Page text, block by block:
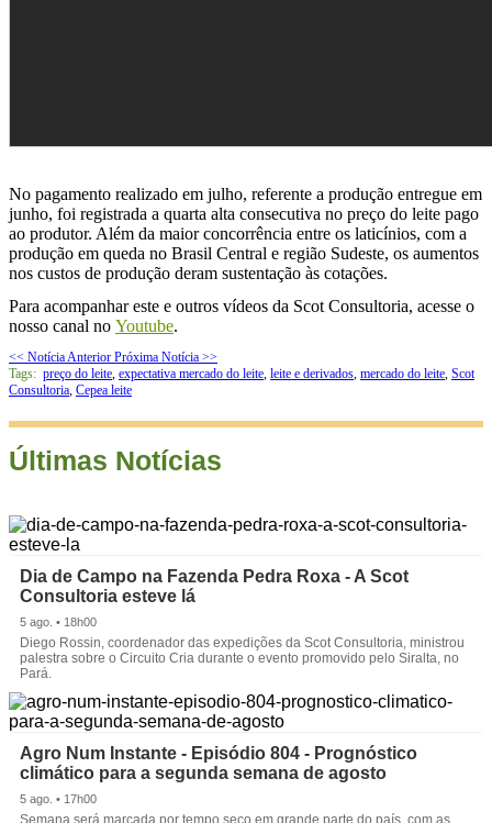
No pagamento realizado em julho, referente a produção entregue em
junho, foi registrada a quarta alta consecutiva no preço do leite pago
ao produtor. Além da maior concorrência entre os laticínios, com a
produção em queda no Brasil Central e região Sudeste, os aumentos
nos custos de produção deram sustentação às cotações.
Para acompanhar este e outros vídeos da Scot Consultoria, acesse o
nosso canal no Youtube.
<< Notícia Anterior Próxima Notícia >>
Tags: preço do leite, expectativa mercado do leite, leite e derivados, mercado do leite, Scot
Consultoria, Cepea leite
Últimas Notícias
Dia de Campo na Fazenda Pedra Roxa - A Scot
Consultoria esteve lá
5 ago. • 18h00
Diego Rossin, coordenador das expedições da Scot Consultoria, ministrou
palestra sobre o Circuito Cria durante o evento promovido pelo Siralta, no
Pará.
Agro Num Instante - Episódio 804 - Prognóstico
climático para a segunda semana de agosto
5 ago. • 17h00
Semana será marcada por tempo seco em grande parte do país, com as